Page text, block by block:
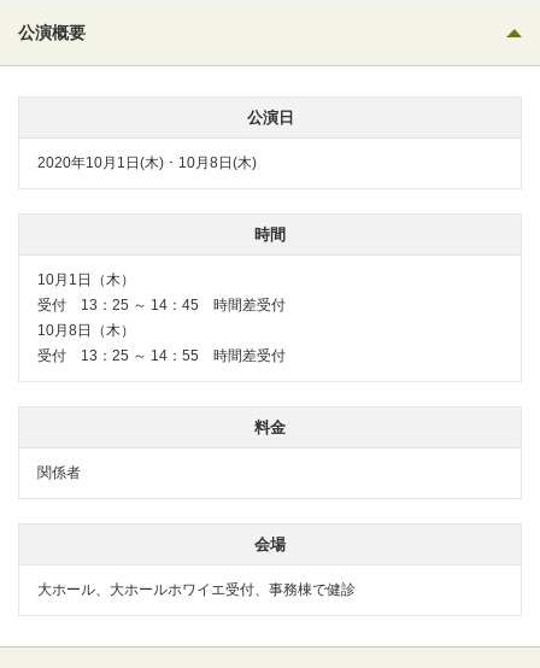
公演概要
公演日
2020年10月1日(木) ･ 10月8日(木)
時間
10月1日（木）
受付 13：25 ～ 14：45 時間差受付
10月8日（木）
受付 13：25 ～ 14：55 時間差受付
料金
関係者
会場
大ホール、大ホールホワイエ受付、事務棟で健診